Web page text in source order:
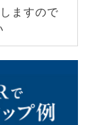
ますので